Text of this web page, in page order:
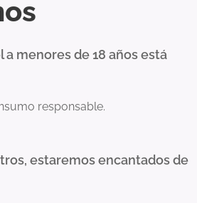
a menores de 18 años está
responsable.
estaremos encantados de